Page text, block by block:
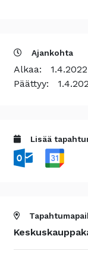
Ajankohta
Alkaa:
Päättyy:
Lisää